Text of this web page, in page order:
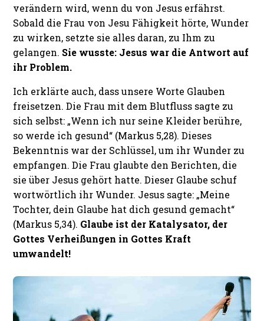
verändern wird, wenn du von Jesus erfährst.
Sobald die Frau von Jesu Fähigkeit hörte, Wunder
zu wirken, setzte sie alles daran, zu Ihm zu
gelangen. Sie wusste: Jesus war die Antwort auf
ihr Problem.
Ich erklärte auch, dass unsere Worte Glauben
freisetzen. Die Frau mit dem Blutfluss sagte zu
sich selbst: „Wenn ich nur seine Kleider berühre,
so werde ich gesund“ (Markus 5,28). Dieses
Bekenntnis war der Schlüssel, um ihr Wunder zu
empfangen. Die Frau glaubte den Berichten, die
sie über Jesus gehört hatte. Dieser Glaube schuf
wortwörtlich ihr Wunder. Jesus sagte: „Meine
Tochter, dein Glaube hat dich gesund gemacht“
(Markus 5,34). Glaube ist der Katalysator, der
Gottes Verheißungen in Gottes Kraft
umwandelt!